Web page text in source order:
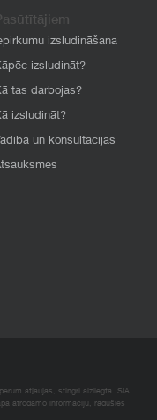
izsludināšana
izsludināt?
tas darbojas?
izsludināt?
un konsultācijas
atļaujas, stingri aizliegta. SIA
atrodamo informāciju, radušies